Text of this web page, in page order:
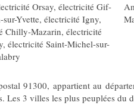
Orsay, électricité Gif-
Yvette, électricité Igny,
Chilly-Mazarin, électricité
, électricité Saint-Michel-sur-
91300, appartient au
3 villes les plus peuplées du